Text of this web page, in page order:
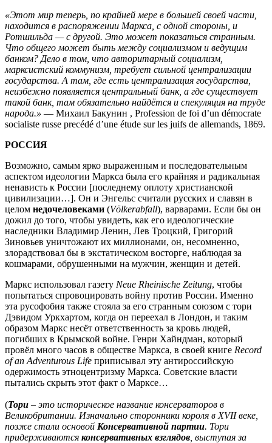
«Этот мир теперь, по крайней мере в большей своей части,
находится в распоряжении Маркса, с одной стороны, и
Ротшильда — с другой. Это может показаться странным.
Что общего может быть между социализмом и ведущим
банком? Дело в том, что авторитарный социализм,
марксистский коммунизм, требует сильной централизации
государства. А там, где есть централизация государства,
неизбежно появляется центральный банк, а где существует
такой банк, там обязательно найдётся и спекуляция на труде
народа.» — Михаил Бакунин , Profession de foi d’un démocrate
socialiste russe precédé d’une étude sur les juifs de allemands, 1869.
РОССИЯ
Возможно, самым ярко выраженным и последовательным
аспектом идеологии Маркса была его крайняя и радикальная
ненависть к России [последнему оплоту христианской
цивилизации…]. Он и Энгельс считали русских и славян в
целом недочеловеками (Völkerabfall), варварами. Если бы он
дожил до того, чтобы увидеть, как его идеологические
наследники Владимир Ленин, Лев Троцкий, Григорий
Зиновьев уничтожают их миллионами, он, несомненно,
злорадствовал бы в экстатическом восторге, наблюдая за
кошмарами, обрушенными на мужчин, женщин и детей.
Маркс использовал газету Neue Rheinische Zeitung, чтобы
попытаться спровоцировать войну против России. Именно
эта русофобия также стояла за его странным союзом с тори
Дэвидом Уркхартом, когда он переехал в Лондон, и таким
образом Маркс несёт ответственность за кровь людей,
погибших в Крымской войне. Генри Хайндман, который
провёл много часов в обществе Маркса, в своей книге Record
of an Adventurous Life приписывал эту антироссийскую
одержимость этноцентризму Маркса. Советские власти
пытались скрыть этот факт о Марксе…
(Тори – это историческое название консерваторов в
Великобритании. Изначально сторонники короля в XVII веке,
позже стали основой Консервативной партии. Тори
придерживаются консервативных взглядов , выступая за